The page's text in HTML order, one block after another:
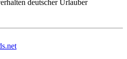
deutscher Urlauber